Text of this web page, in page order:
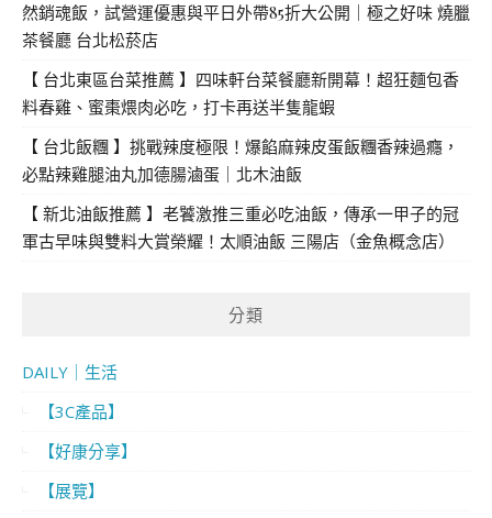
然銷魂飯，試營運優惠與平日外帶85折大公開｜極之好味 燒臘
茶餐廳 台北松菸店
【 台北東區台菜推薦 】四味軒台菜餐廳新開幕！超狂麵包香
料春雞、蜜棗煨肉必吃，打卡再送半隻龍蝦
【 台北飯糰 】挑戰辣度極限！爆餡麻辣皮蛋飯糰香辣過癮，
必點辣雞腿油丸加德腸滷蛋｜北木油飯
【 新北油飯推薦 】老饕激推三重必吃油飯，傳承一甲子的冠
軍古早味與雙料大賞榮耀！太順油飯 三陽店（金魚概念店）
分類
DAILY｜生活
【3C產品】
【好康分享】
【展覽】